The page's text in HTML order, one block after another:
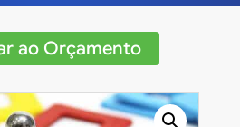
ao Orçamento